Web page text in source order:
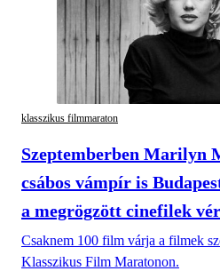
klasszikus filmmaraton
Szeptemberben Marilyn
csábos vámpír is
a megrögzött cinefilek
Csaknem 100 film várja a filmek
Klasszikus Film Maratonon.